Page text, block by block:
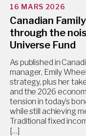
16 MARS 2026
Canadian
through the
Universe Fund
As published in
manager, Emily
strategy, plus her
and the 2026
tension in today’s
while still achieving
Traditional fixed
[…]